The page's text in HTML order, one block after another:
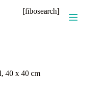
[fibosearch]
40 x 40 cm